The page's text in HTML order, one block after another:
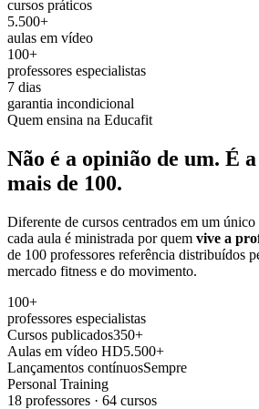
cursos práticos
5.500+
aulas em vídeo
100+
professores especialistas
7 dias
garantia incondicional
Quem ensina na Educafit
Não é a opinião de um. É
mais de 100.
Diferente de cursos centrados em um
cada aula é ministrada por quem vive a
de 100 professores referência distribuídos
mercado fitness e do movimento.
100+
professores especialistas
Cursos publicados350+
Aulas em vídeo HD5.500+
Lançamentos contínuosSempre
Personal Training
18 professores · 64 cursos